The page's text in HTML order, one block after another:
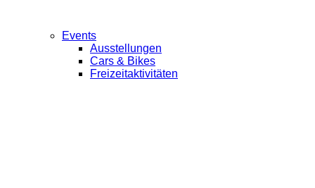
Events
Ausstellungen
Cars & Bikes
Freizeitaktivitäten